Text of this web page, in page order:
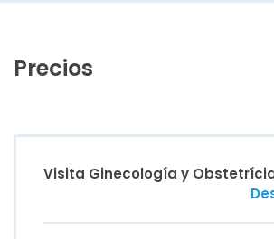
Precios
Visita Ginecología y